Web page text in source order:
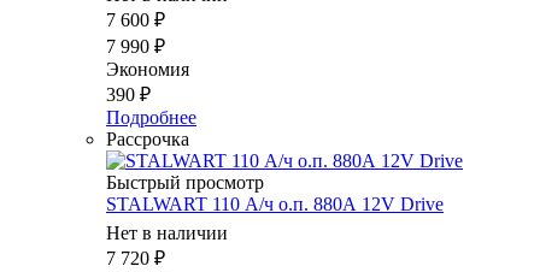
7 600 ₽
7 990 ₽
Экономия
390 ₽
Подробнее
Рассрочка
Быстрый просмотр
STALWART 110 А/ч о.п. 880А 12V Drive
Нет в наличии
7 720 ₽